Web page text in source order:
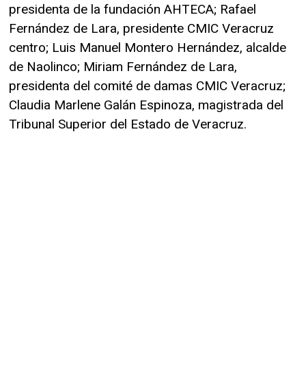
presidenta de la fundación AHTECA; Rafael
Fernández de Lara, presidente CMIC Veracruz
centro; Luis Manuel Montero Hernández, alcalde
de Naolinco; Miriam Fernández de Lara,
presidenta del comité de damas CMIC Veracruz;
Claudia Marlene Galán Espinoza, magistrada del
Tribunal Superior del Estado de Veracruz.